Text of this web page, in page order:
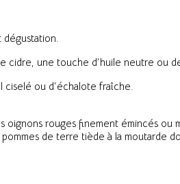
dégustation.
cidre, une touche d’huile neutre ou
ciselé ou d’échalote fraîche.
oignons rouges finement émincés ou
de terre tiède à la moutarde